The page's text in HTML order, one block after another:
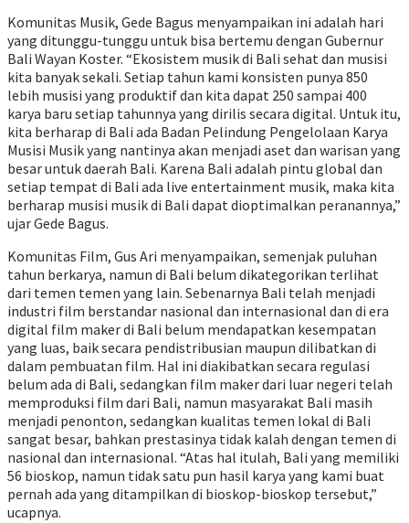
Komunitas Musik, Gede Bagus menyampaikan ini adalah hari
yang ditunggu-tunggu untuk bisa bertemu dengan Gubernur
Bali Wayan Koster. “Ekosistem musik di Bali sehat dan musisi
kita banyak sekali. Setiap tahun kami konsisten punya 850
lebih musisi yang produktif dan kita dapat 250 sampai 400
karya baru setiap tahunnya yang dirilis secara digital. Untuk itu,
kita berharap di Bali ada Badan Pelindung Pengelolaan Karya
Musisi Musik yang nantinya akan menjadi aset dan warisan yang
besar untuk daerah Bali. Karena Bali adalah pintu global dan
setiap tempat di Bali ada live entertainment musik, maka kita
berharap musisi musik di Bali dapat dioptimalkan peranannya,”
ujar Gede Bagus.
Komunitas Film, Gus Ari menyampaikan, semenjak puluhan
tahun berkarya, namun di Bali belum dikategorikan terlihat
dari temen temen yang lain. Sebenarnya Bali telah menjadi
industri film berstandar nasional dan internasional dan di era
digital film maker di Bali belum mendapatkan kesempatan
yang luas, baik secara pendistribusian maupun dilibatkan di
dalam pembuatan film. Hal ini diakibatkan secara regulasi
belum ada di Bali, sedangkan film maker dari luar negeri telah
memproduksi film dari Bali, namun masyarakat Bali masih
menjadi penonton, sedangkan kualitas temen lokal di Bali
sangat besar, bahkan prestasinya tidak kalah dengan temen di
nasional dan internasional. “Atas hal itulah, Bali yang memiliki
56 bioskop, namun tidak satu pun hasil karya yang kami buat
pernah ada yang ditampilkan di bioskop-bioskop tersebut,”
ucapnya.